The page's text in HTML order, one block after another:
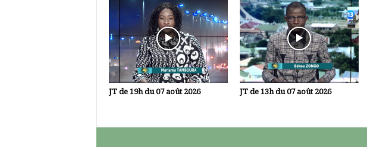
JT de 19h du 07 août 2026 JT de 13h du 07 août 2026